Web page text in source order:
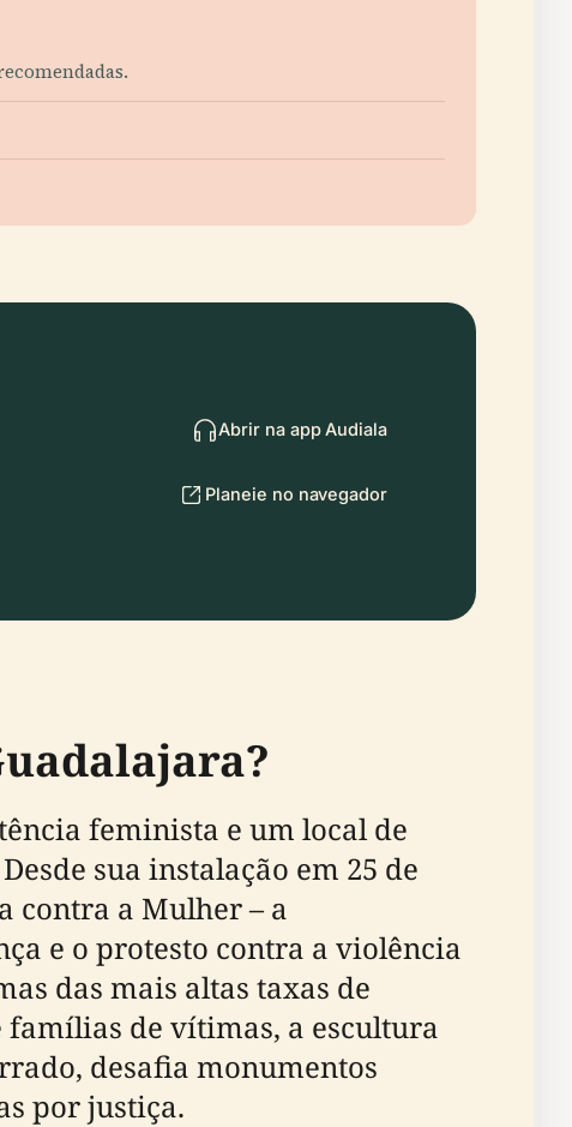
Abrir na app Audiala
Planeie no navegador
feminista e um local de
sua instalação em 25 de
contra a Mulher – a
e o protesto contra a violência
das mais altas taxas de
de vítimas, a escultura
desafia monumentos
por justiça.